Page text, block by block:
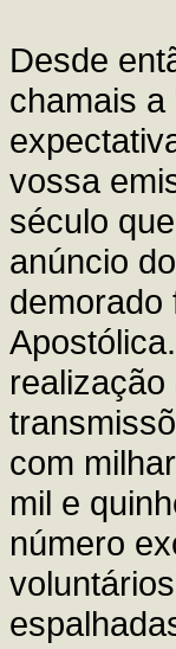
Desde
chamais
vossa
século
anúncio
demorado
com
mil e
número